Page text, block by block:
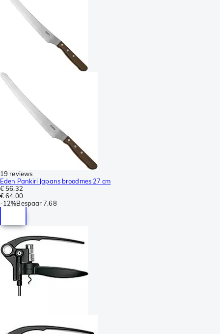
19 reviews
Eden Pankiri Japans broodmes 27 cm
€ 56,32
€ 64,00
-12%Bespaar 7,68